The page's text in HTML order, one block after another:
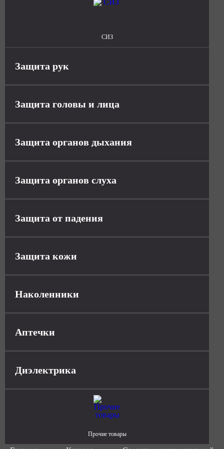
СИЗ
Защита рук
Защита головы и лица
Защита органов дыхания
Защита органов слуха
Защита от падения
Защита кожи
Наколенники
Аптечки
Диэлектрика
Прочие товары